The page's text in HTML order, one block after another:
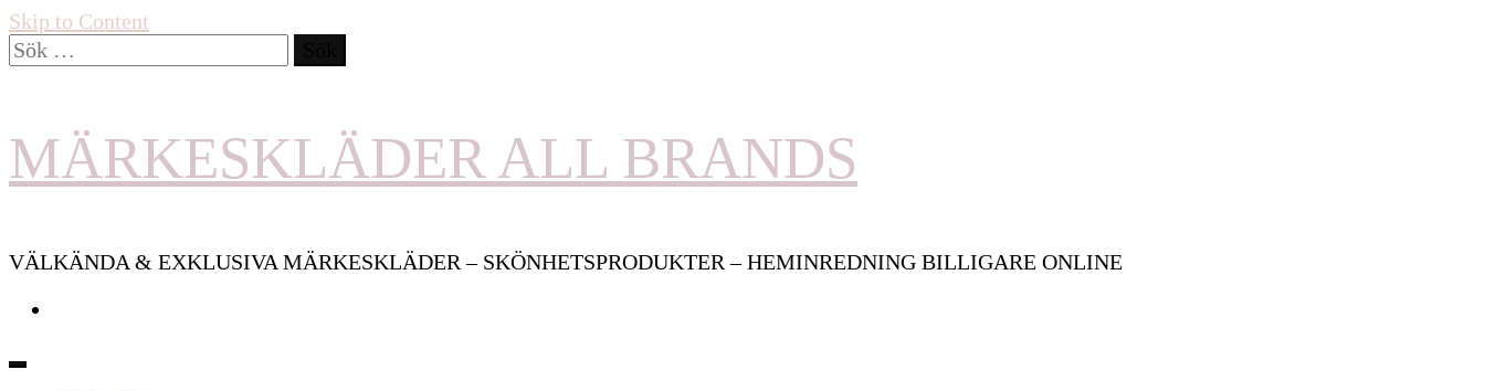
Skip to Content
Sök
efter:
MÄRKESKLÄDER ALL BRANDS
VÄLKÄNDA & EXKLUSIVA MÄRKESKLÄDER – SKÖNHETSPRODUKTER – HEMINREDNING BILLIGARE ONLINE